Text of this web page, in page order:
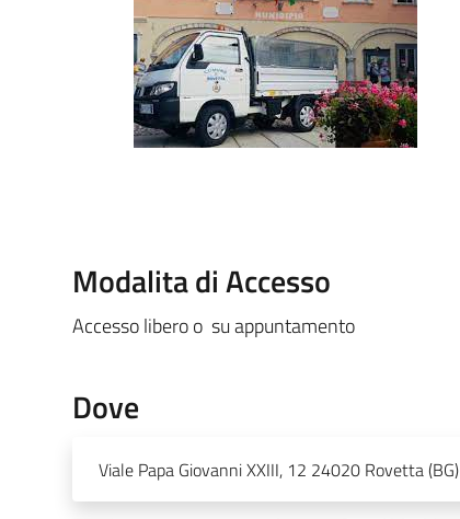
Modalita di Accesso
Accesso libero o su appuntamento
Dove
Viale Papa Giovanni XXIII, 12 24020 Rovetta (BG)